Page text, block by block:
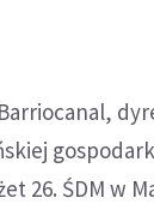
26. ŚDM w